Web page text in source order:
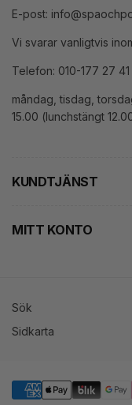
E-post:
Vi svarar vanligtvis
Telefon: 010-177 27 41
måndag, tisdag,
15.00 (lunchstängt
KUNDTJÄNST
MITT KONTO
Sök
Sidkarta